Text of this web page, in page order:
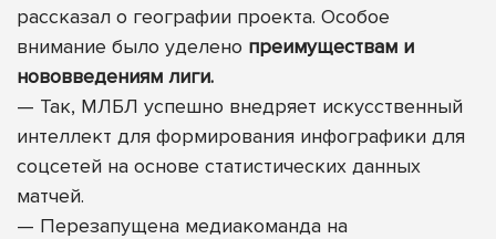
рассказал о географии проекта. Особое
внимание было уделено преимуществам и
нововведениям лиги.
— Так, МЛБЛ успешно внедряет искусственный
интеллект для формирования инфографики для
соцсетей на основе статистических данных
матчей.
— Перезапущена медиакоманда на